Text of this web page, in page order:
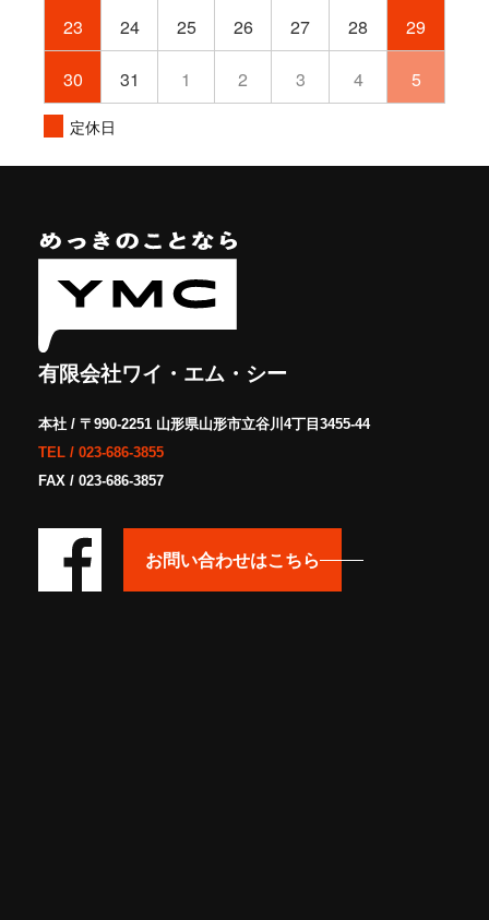
23 24 25 26 27 28 29
30 31 1 2 3 4 5
定休日
有限会社ワイ・エム・シー
本社 / 〒990-2251 山形県山形市立谷川4丁目3455-44
TEL / 023-686-3855
FAX / 023-686-3857
お問い合わせはこちら